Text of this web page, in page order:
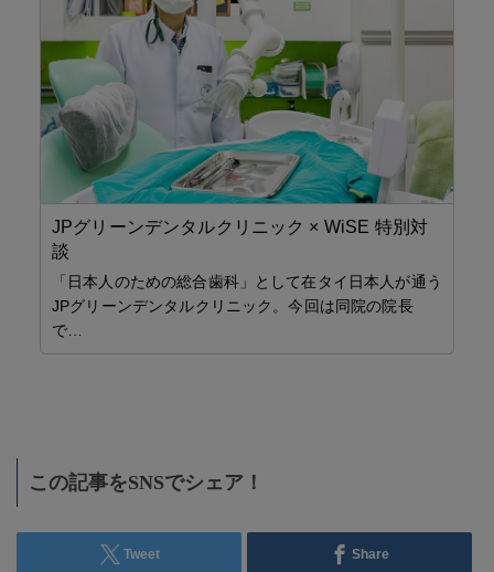
JPグリーンデンタルクリニック × WiSE 特別対
談
「日本人のための総合歯科」として在タイ日本人が通う
JPグリーンデンタルクリニック。今回は同院の院長
で…
この記事をSNSでシェア！
Tweet Share